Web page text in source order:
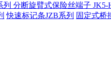
列 分断旋臂式保险丝端子 JK5-
快速标记条JZB系列 固定式桥